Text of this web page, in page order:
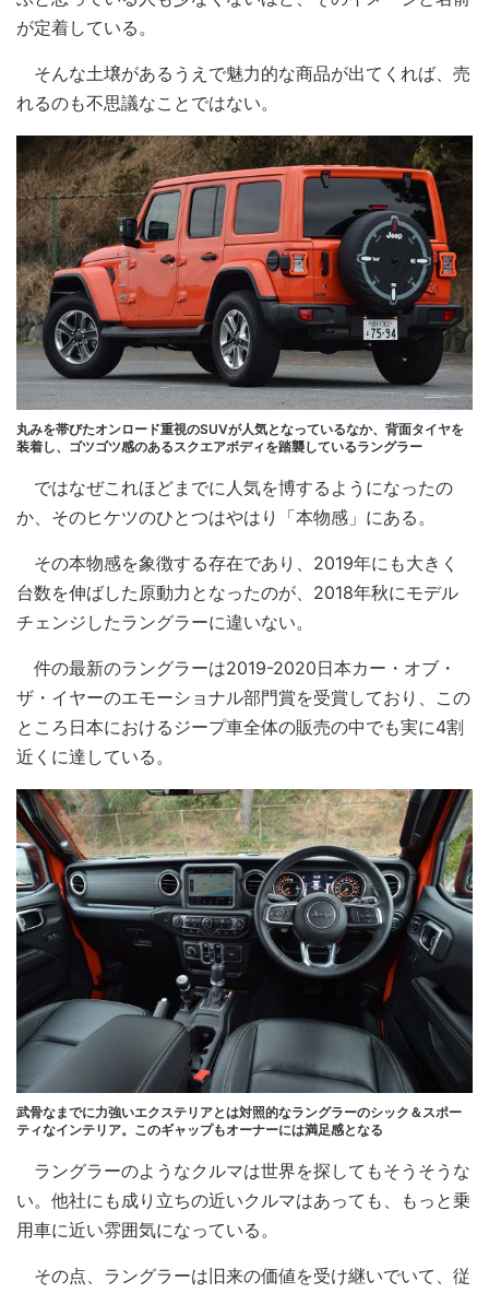
が定着している。
そんな土壌があるうえで魅力的な商品が出てくれば、売
れるのも不思議なことではない。
丸みを帯びたオンロード重視のSUVが人気となっているなか、背面タイヤを
装着し、ゴツゴツ感のあるスクエアボディを踏襲しているラングラー
ではなぜこれほどまでに人気を博するようになったの
か、そのヒケツのひとつはやはり「本物感」にある。
その本物感を象徴する存在であり、2019年にも大きく
台数を伸ばした原動力となったのが、2018年秋にモデル
チェンジしたラングラーに違いない。
件の最新のラングラーは2019-2020日本カー・オブ・
ザ・イヤーのエモーショナル部門賞を受賞しており、この
ところ日本におけるジープ車全体の販売の中でも実に4割
近くに達している。
武骨なまでに力強いエクステリアとは対照的なラングラーのシック＆スポー
ティなインテリア。このギャップもオーナーには満足感となる
ラングラーのようなクルマは世界を探してもそうそうな
い。他社にも成り立ちの近いクルマはあっても、もっと乗
用車に近い雰囲気になっている。
その点、ラングラーは旧来の価値を受け継いでいて、従